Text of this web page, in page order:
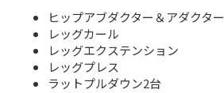
ヒップアブダクター＆アダクター
レッグカール
レッグエクステンション
レッグプレス
ラットプルダウン2台